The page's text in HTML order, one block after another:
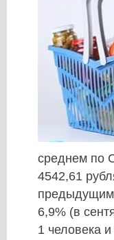
среднем по
4542,61
предыдущим
6,9% (в
1 человека